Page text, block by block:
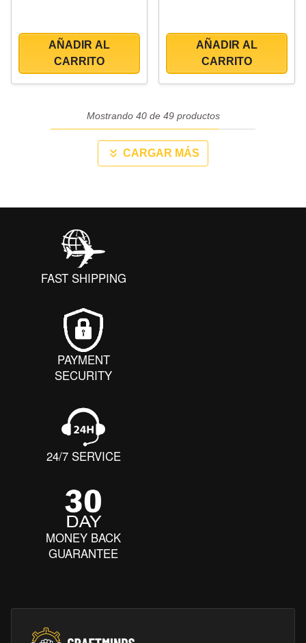
AÑADIR AL
CARRITO
AÑADIR AL
CARRITO
Mostrando 40 de 49 productos
CARGAR MÁS
FAST SHIPPING
PAYMENT
SECURITY
24/7 SERVICE
MONEY BACK
GUARANTEE